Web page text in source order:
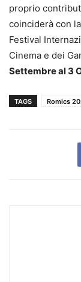
proprio
coinciderà con
Festival
Cinema e dei
Settembre al 3
TAGS Romics